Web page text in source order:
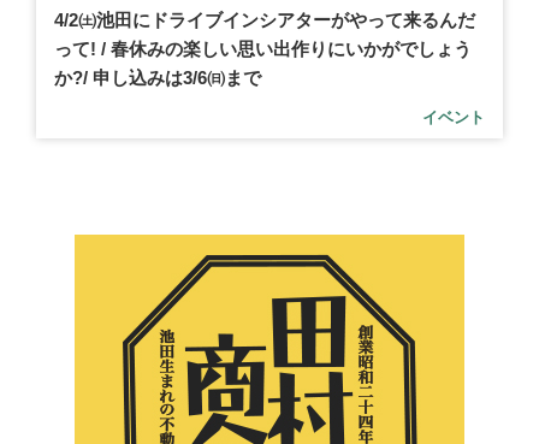
4/2㈯池田にドライブインシアターがやって来るんだ
って! / 春休みの楽しい思い出作りにいかがでしょう
か?/ 申し込みは3/6㈰まで
イベント